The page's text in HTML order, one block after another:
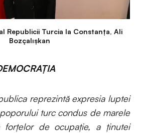
Republicii Turcia la Constanța, Ali
Bozçalışkan
reprezintă expresia luptei
turc condus de marele
forțelor de ocupație, a ținutei